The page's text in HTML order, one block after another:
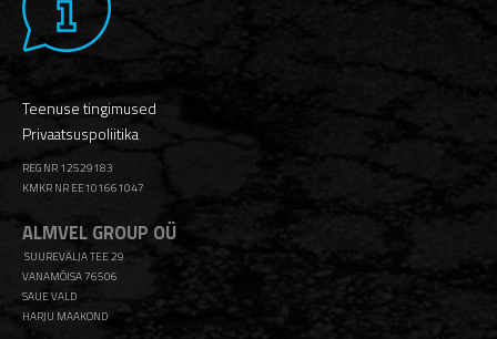
Teenuse tingimused
Privaatsuspoliitika
REG NR 12529183
KMKR NR EE101661047
ALMVEL GROUP OÜ
SUUREVÄLJA TEE 29
VANAMÕISA 76506
SAUE VALD
HARJU MAAKOND